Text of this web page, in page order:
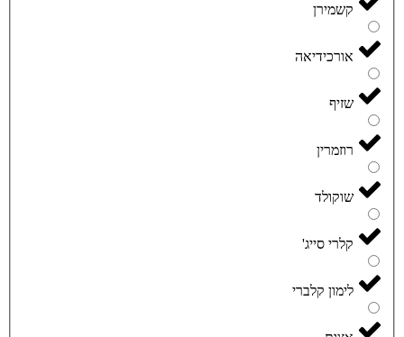
קשמירן
אורכידיאה
שזיף
רוזמרין
שוקולד
קלרי סייג'
לימון קלברי